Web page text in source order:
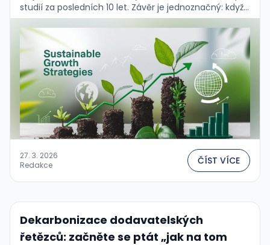
studií za posledních 10 let. Závěr je jednoznačný: když
je udržitelnost správně implementována, prokazatelně
zlepšuje finanční …
27. 3. 2026
Redakce
ČÍST VÍCE
Dekarbonizace dodavatelských
řetězců: začněte se ptát „jak na tom